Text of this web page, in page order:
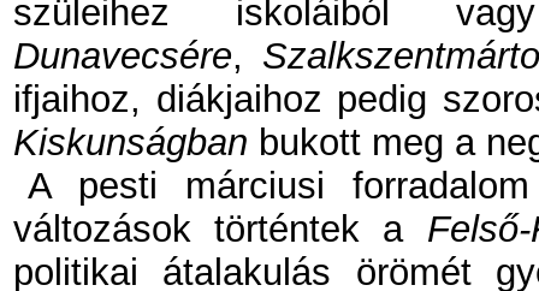
szüleihez iskoláiból
Dunavecsére,
ifjaihoz, diákjaihoz pedig
Kiskunságban bukott meg a
A pesti márciusi
változások történtek a
politikai átalakulás örömét